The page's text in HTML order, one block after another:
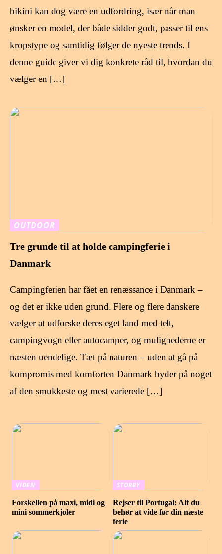
bikini kan dog være en udfordring, især når man
ønsker en model, der både sidder godt, passer til ens
kropstype og samtidig følger de nyeste trends. I
denne guide giver vi dig konkrete råd til, hvordan du
vælger en […]
OUTDOOR
Tre grunde til at holde campingferie i
Danmark
Campingferien har fået en renæssance i Danmark –
og det er ikke uden grund. Flere og flere danskere
vælger at udforske deres eget land med telt,
campingvogn eller autocamper, og mulighederne er
næsten uendelige. Tæt på naturen – uden at gå på
kompromis med komforten Danmark byder på noget
af den smukkeste og mest varierede […]
VIDEN
Forskellen på maxi, midi og
mini sommerkjoler
STORBY
Rejser til Portugal: Alt du
behør at vide før din næste
ferie